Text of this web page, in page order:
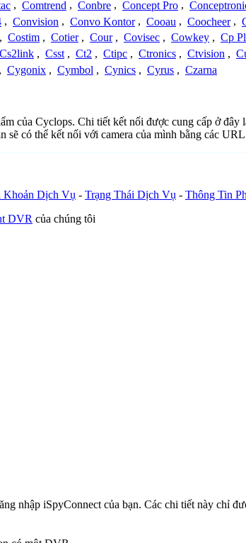
, Comtrend , Conbre , Concept Pro ,
, Convision , Convo Kontor , Cooau , Coocheer ,
, Costim , Cotier , Cour , Covisec , Cowkey , Cp
Cs2link , Csst , Ct2 , Ctipc , Ctronics , Ctvision ,
, Cygonix , Cymbol , Cynics , Cyrus , Czarna
của Cyclops. Chi tiết kết nối được cung cấp ở
có thể kết nối với camera của mình bằng các URL
Khoản Dịch Vụ - Trạng Thái Dịch Vụ - Thông Tin
DVR của chúng tôi
nhập iSpyConnect của bạn. Các chi tiết này chỉ